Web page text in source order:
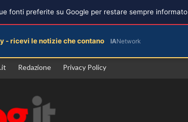
Redazione Privacy Policy
fonti preferite su Google per restare sempre informato
- ricevi le notizie che contano IANetwork